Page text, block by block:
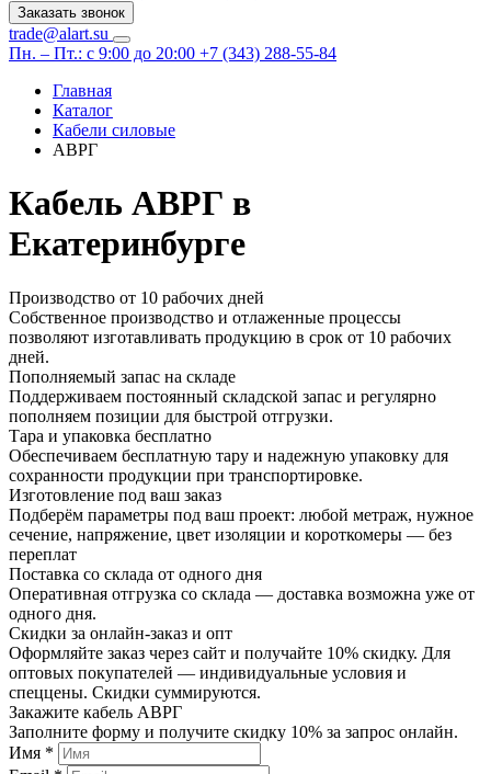
Заказать звонок
trade@alart.su
Пн. – Пт.: с 9:00 до 20:00 +7 (343) 288-55-84
Главная
Каталог
Кабели силовые
АВРГ
Кабель АВРГ в
Екатеринбурге
Производство от 10 рабочих дней
Собственное производство и отлаженные процессы
позволяют изготавливать продукцию в срок от 10 рабочих
дней.
Пополняемый запас на складе
Поддерживаем постоянный складской запас и регулярно
пополняем позиции для быстрой отгрузки.
Тара и упаковка бесплатно
Обеспечиваем бесплатную тару и надежную упаковку для
сохранности продукции при транспортировке.
Изготовление под ваш заказ
Подберём параметры под ваш проект: любой метраж, нужное
сечение, напряжение, цвет изоляции и короткомеры — без
переплат
Поставка со склада от одного дня
Оперативная отгрузка со склада — доставка возможна уже от
одного дня.
Скидки за онлайн-заказ и опт
Оформляйте заказ через сайт и получайте 10% скидку. Для
оптовых покупателей — индивидуальные условия и
спеццены. Скидки суммируются.
Закажите кабель АВРГ
Заполните форму и получите скидку 10% за запрос онлайн.
Имя *